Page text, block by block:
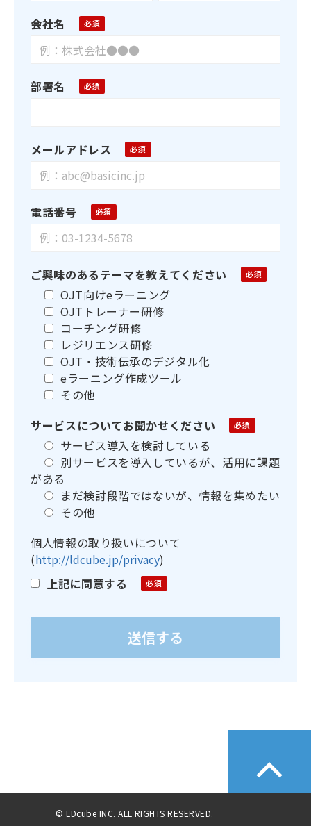
会社名
部署名
メールアドレス
電話番号
ご興味のあるテーマを教えてください
OJT向けeラーニング
OJTトレーナー研修
コーチング研修
レジリエンス研修
OJT・技術伝承のデジタル化
eラーニング作成ツール
その他
サービスについてお聞かせください
サービス導入を検討している
別サービスを導入しているが、活用に課題
がある
まだ検討段階ではないが、情報を集めたい
その他
個人情報の取り扱いについて
(http://ldcube.jp/privacy)
上記に同意する
© LDcube INC. ALL RIGHTS RESERVED.